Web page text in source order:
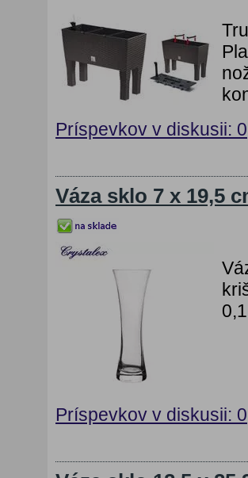
Príspevkov v diskusii: 0
Váza sklo 7 x 19,5
Príspevkov v diskusii: 0